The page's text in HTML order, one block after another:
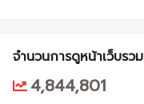
จำนวนการดูหน้าเว็บรวม
4,844,801